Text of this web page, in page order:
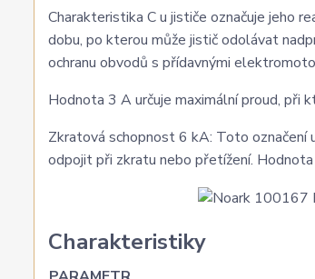
Charakteristika C u jističe označuje jeho
dobu, po kterou může jistič odolávat
ochranu obvodů s přídavnými
Hodnota 3 A určuje maximální proud, při
Zkratová schopnost 6 kA: Toto označení
odpojit při zkratu nebo přetížení.
Charakteristiky